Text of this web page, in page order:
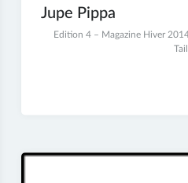
Jupe Pippa
Edition 4 – Magazine Hiver